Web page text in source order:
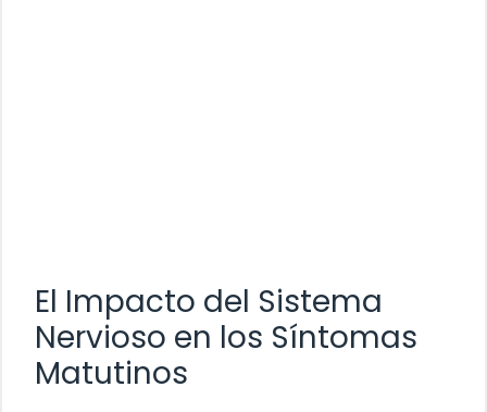
El Impacto del Sistema
Nervioso en los Síntomas
Matutinos